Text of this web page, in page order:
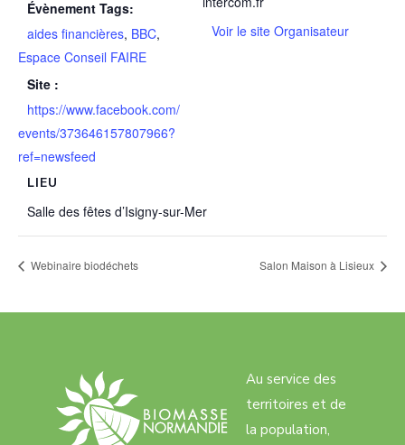
Évènement Tags:
aides financières, BBC,
Espace Conseil FAIRE
Site :
https://www.facebook.com/
events/373646157807966?
ref=newsfeed
LIEU
Salle des fêtes d’Isigny-sur-Mer
Voir le site Organisateur
Webinaire biodéchets Salon Maison à Lisieux
Au service des
territoires et de
la population,